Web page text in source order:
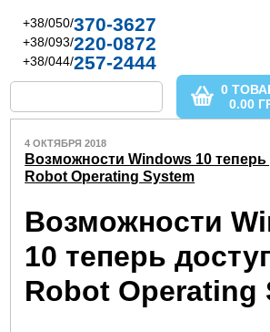
+38/050/370-3627
+38/093/220-0872
+38/044/257-2444
0
0.00
4 ОКТЯБРЯ 2018
Возможности Windows 10
Robot Operating System
Возможности
10 теперь
Robot Operating